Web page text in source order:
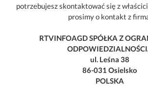
potrzebujesz skontaktować się z
prosimy o kontakt z
RTVINFOAGD SPÓŁKA Z
ul. Leśna 38
86-031 Osielsko
POLSKA